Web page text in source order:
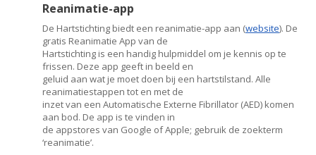
Reanimatie-app
De Hartstichting biedt een reanimatie-app aan (website). De
gratis Reanimatie App van de
Hartstichting is een handig hulpmiddel om je kennis op te
frissen. Deze app geeft in beeld en
geluid aan wat je moet doen bij een hartstilstand. Alle
reanimatiestappen tot en met de
inzet van een Automatische Externe Fibrillator (AED) komen
aan bod. De app is te vinden in
de appstores van Google of Apple; gebruik de zoekterm
‘reanimatie’.